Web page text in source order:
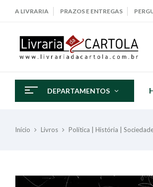
A LIVRARIA PRAZOS E ENTREGAS
DEPARTAMENTOS
Início Livros Política | História |